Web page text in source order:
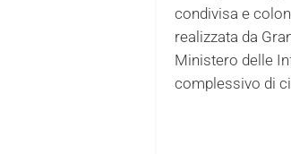
condivisa e
realizzata da
Ministero delle
complessivo di